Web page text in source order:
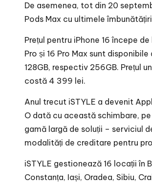
De asemenea, tot din 20
Pods Max cu ultimele
Prețul pentru iPhone 16 începe
Pro și 16 Pro Max sunt
128GB, respectiv 256GB. Prețul
costă 4 399 lei.
Anul trecut iSTYLE a devenit
O dată cu această schimbare,
gamă largă de soluții – serviciul
modalități de creditare pentru
iSTYLE gestionează 16 locații în
Constanța, Iași, Oradea, Sibiu,